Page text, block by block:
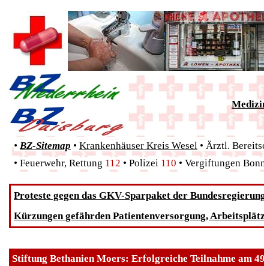
• BZ-Sitemap • Krankenhäuser Kreis Wesel • Ärztl.
• Feuerwehr, Rettung 112 • Polizei 110 • Vergiftungen
Proteste gegen das GKV-Sparpaket der
Kürzungen gefährden Patientenversorgung,
Stiftung Bethanien Moers: Erfolgreiche Teilnahme am